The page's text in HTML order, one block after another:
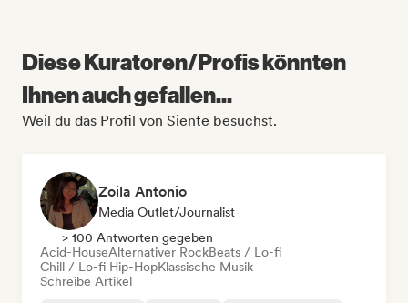
Diese Kuratoren/Profis könnten
Ihnen auch gefallen...
Weil du das Profil von Siente besuchst.
Zoila Antonio
Media Outlet/Journalist
> 100 Antworten gegeben
Acid-HouseAlternativer RockBeats / Lo-fi
Chill / Lo-fi Hip-HopKlassische Musik
Schreibe Artikel